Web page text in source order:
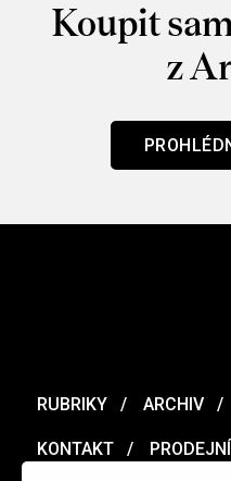
Koupit
z
RUBRIKY ARCHIV
KONTAKT